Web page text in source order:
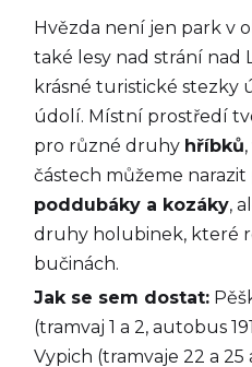
Hvězda není jen park v
také lesy nad strání nad
krásné turistické stezky
údolí. Místní prostředí
pro různé druhy hříbků
částech můžeme
poddubáky a kozáky,
druhy holubinek, které
bučinách.
Jak se sem dostat:
(tramvaj 1 a 2, autobus
Vypich (tramvaje 22 a 25